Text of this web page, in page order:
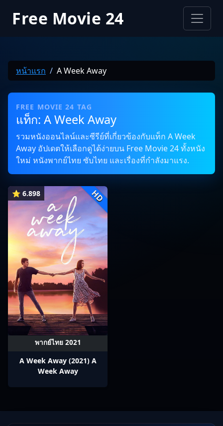
Free Movie 24
หน้าแรก A Week Away
FREE MOVIE 24 TAG
แท็ก: A Week Away
รวมหนังออนไลน์และซีรีย์ที่เกี่ยวข้องกับแท็ก A Week
Away อัปเดตให้เลือกดูได้ง่ายบน Free Movie 24 ทั้งหนัง
ใหม่ หนังพากย์ไทย ซับไทย และเรื่องที่กำลังมาแรง.
⭐ 6.898 HD
พากย์ไทย 2021
A Week Away (2021) A
Week Away